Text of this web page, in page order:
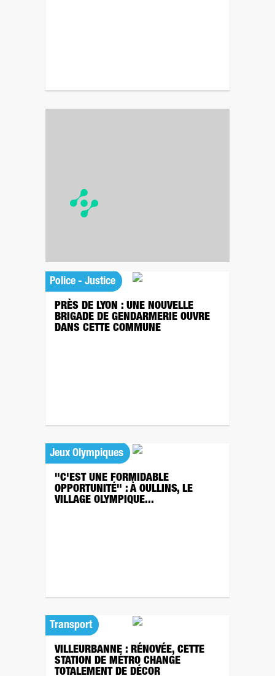
Police - Justice
PRÈS DE LYON : UNE NOUVELLE
BRIGADE DE GENDARMERIE OUVRE
DANS CETTE COMMUNE
Jeux Olympiques
"C'EST UNE FORMIDABLE
OPPORTUNITÉ" : À OULLINS, LE
VILLAGE OLYMPIQUE...
Transport
VILLEURBANNE : RÉNOVÉE, CETTE
STATION DE MÉTRO CHANGE
TOTALEMENT DE DÉCOR